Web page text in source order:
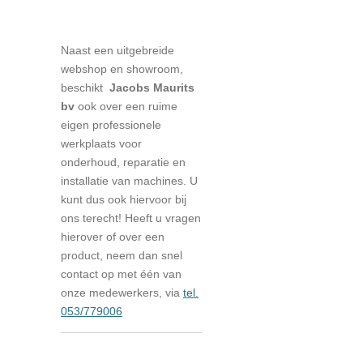
Naast een uitgebreide
webshop en showroom,
beschikt Jacobs Maurits
bv ook over een ruime
eigen professionele
werkplaats voor
onderhoud, reparatie en
installatie van machines. U
kunt dus ook hiervoor bij
ons terecht! Heeft u vragen
hierover of over een
product, neem dan snel
contact op met één van
onze medewerkers, via tel.
053/779006